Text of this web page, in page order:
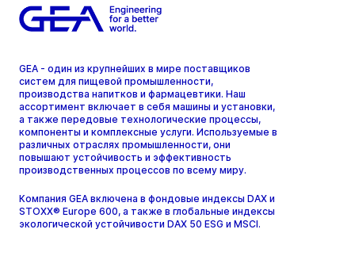
GEA - один из крупнейших в мире поставщиков
систем для пищевой промышленности,
производства напитков и фармацевтики. Наш
ассортимент включает в себя машины и установки,
а также передовые технологические процессы,
компоненты и комплексные услуги. Используемые в
различных отраслях промышленности, они
повышают устойчивость и эффективность
производственных процессов по всему миру.
Компания GEA включена в фондовые индексы DAX и
STOXX® Europe 600, а также в глобальные индексы
экологической устойчивости DAX 50 ESG и MSCI.